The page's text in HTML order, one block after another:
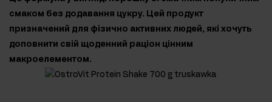
смаком без додавання цукру. Цей продукт
призначений для фізично активних людей, які хочуть
доповнити свій щоденний раціон цінним
макроелементом.